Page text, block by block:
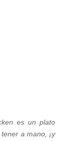
es un plato
a mano, ¡y